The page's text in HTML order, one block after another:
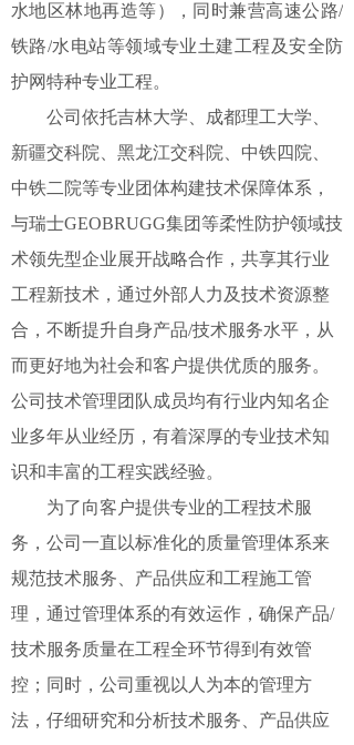
水地区林地再造等），同时兼营高速公路/
铁路/水电站等领域专业土建工程 及安全防
护网特种专业工程。
公司 依托吉林大学、成都理工大学、
新疆交科院、黑龙江交科院、中铁四院、
中铁二院等专业团体构建技术保障体系，
与瑞士GEOBRUGG集团 等柔性防护领域技
术领先型企业展开战略合作，共享其行业
工程新技术，通过外部人力及技术资源整
合，不断提升自身产品/技术服务水平，从
而更好地为社会和客户提供优质的服务。
公司技术管理团队成员均有行业内知名企
业多年从业经历，有着深厚的专业技术知
识和丰富的工程实践经验。
为了向客户提供专业的工程技术服
务，公司一直以标准化的质量管理体系来
规范技术服务、产品供应和工程施工管
理 ， 通过管理体系的有效运作， 确保产品/
技术服务质量在工程全环节得到有效管
控；同时， 公司重视以人为本的管理方
法，仔细研究和分析技术服务、产品供应